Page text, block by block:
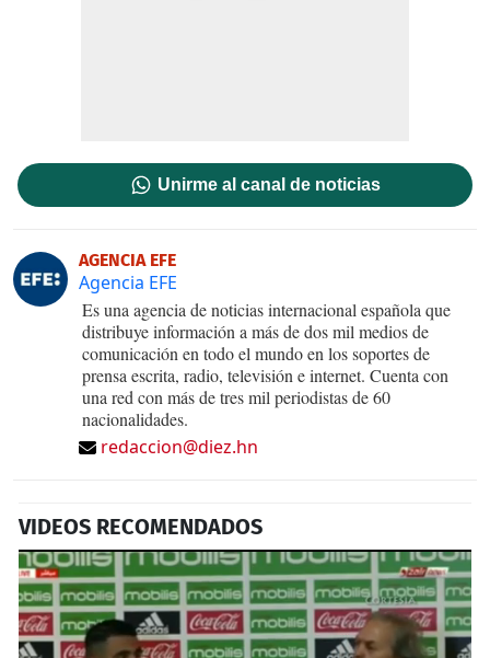
Unirme al canal de noticias
AGENCIA EFE
Agencia EFE
Es una agencia de noticias internacional española que
distribuye información a más de dos mil medios de
comunicación en todo el mundo en los soportes de
prensa escrita, radio, televisión e internet. Cuenta con
una red con más de tres mil periodistas de 60
nacionalidades.
redaccion@diez.hn
VIDEOS RECOMENDADOS